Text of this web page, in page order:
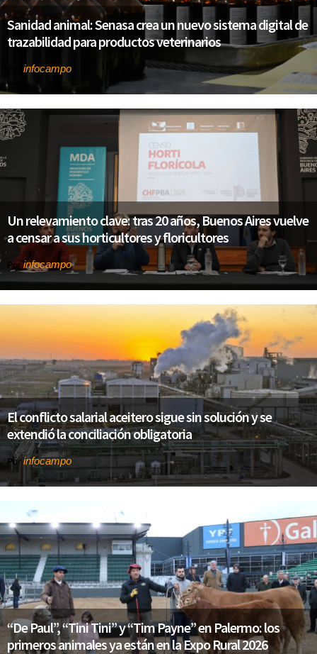
Sanidad animal: Senasa crea un nuevo sistema digital de
trazabilidad para productos veterinarios
infocampo
Un relevamiento clave: tras 20 años, Buenos Aires vuelve
a censar a sus horticultores y floricultores
Porinfocampo
El conflicto salarial aceitero sigue sin solución y se
extendió la conciliación obligatoria
Por infocampo
“De Paul”, “Tini Tini” y “Tim Payne” en Palermo: los
primeros animales ya están en la Expo Rural 2026